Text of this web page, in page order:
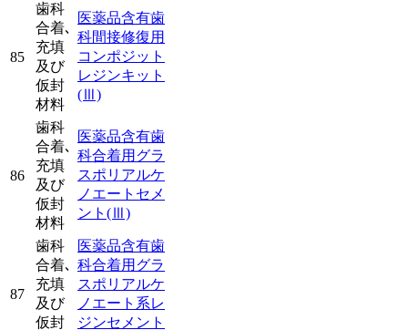
85
歯科
合着､
充填
及び
仮封
材料
医薬品含有歯
科間接修復用
コンポジット
レジンキット
(Ⅲ)
86
歯科
合着､
充填
及び
仮封
材料
医薬品含有歯
科合着用グラ
スポリアルケ
ノエートセメ
ント (Ⅲ)
87
歯科
合着､
充填
及び
仮封
医薬品含有歯
科合着用グラ
スポリアルケ
ノエート系レ
ジンセメント